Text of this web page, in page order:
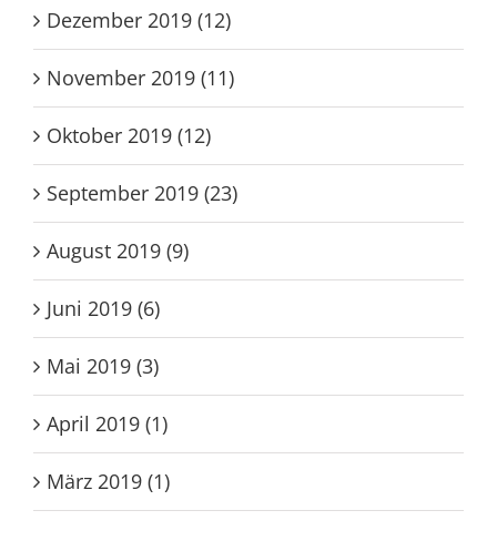
Dezember 2019 (12)
November 2019 (11)
Oktober 2019 (12)
September 2019 (23)
August 2019 (9)
Juni 2019 (6)
Mai 2019 (3)
April 2019 (1)
März 2019 (1)